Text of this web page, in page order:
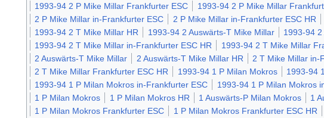
1993-94 2 P Mike Millar Frankfurter ESC
1993-94 2 P Mike Millar
2 P Mike Millar in-Frankfurter ESC
2 P Mike Millar in-Frankfurter ESC HR
1993-94 2 T Mike Millar HR
1993-94 2 Auswärts-T Mike Millar 1993-94
1993-94 2 T Mike Millar in-Frankfurter ESC HR
1993-94 2 T Mike Millar
2 Auswärts-T Mike Millar
2 Auswärts-T Mike Millar HR 2 T Mike Millar in-
2 T Mike Millar Frankfurter ESC HR
1993-94 1 P Milan Mokros 1993-94
1993-94 1 P Milan Mokros in-Frankfurter ESC
1993-94 1 P Milan Mokros
1 P Milan Mokros
1 P Milan Mokros HR 1 Auswärts-P Milan Mokros 1
1 P Milan Mokros Frankfurter ESC
1 P Milan Mokros Frankfurter ESC HR